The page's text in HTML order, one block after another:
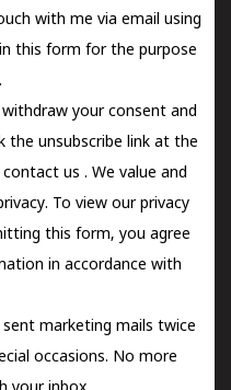
with me via email using
this form for the purpose
your consent and
the unsubscribe link at the
contact us . We value and
To view our privacy
this form, you agree
in accordance with
sent marketing mails twice
occasions. No more